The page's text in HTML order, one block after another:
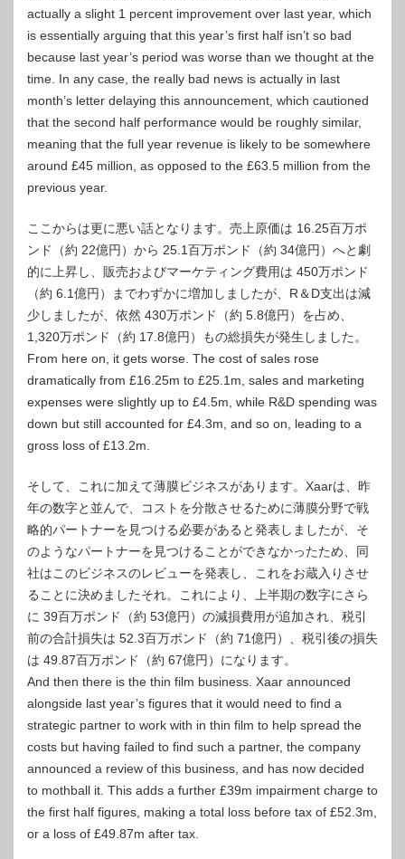
actually a slight 1 percent improvement over last year, which
is essentially arguing that this year’s first half isn’t so bad
because last year’s period was worse than we thought at the
time. In any case, the really bad news is actually in last
month’s letter delaying this announcement, which cautioned
that the second half performance would be roughly similar,
meaning that the full year revenue is likely to be somewhere
around £45 million, as opposed to the £63.5 million from the
previous year.
ここからは更に悪い話となります。売上原価は 16.25百万ポ
ンド（約 22億円）から 25.1百万ポンド（約 34億円）へと劇
的に上昇し、販売およびマーケティング費用は 450万ポンド
（約 6.1億円）までわずかに増加しましたが、R＆D支出は減
少しましたが、依然 430万ポンド（約 5.8億円）を占め、
1,320万ポンド（約 17.8億円）もの総損失が発生しました。
From here on, it gets worse. The cost of sales rose
dramatically from £16.25m to £25.1m, sales and marketing
expenses were slightly up to £4.5m, while R&D spending was
down but still accounted for £4.3m, and so on, leading to a
gross loss of £13.2m.
そして、これに加えて薄膜ビジネスがあります。Xaarは、昨
年の数字と並んで、コストを分散させるために薄膜分野で戦
略的パートナーを見つける必要があると発表しましたが、そ
のようなパートナーを見つけることができなかったため、同
社はこのビジネスのレビューを発表し、これをお蔵入りさせ
ることに決めましたそれ。これにより、上半期の数字にさら
に 39百万ポンド（約 53億円）の減損費用が追加され、税引
前の合計損失は 52.3百万ポンド（約 71億円）、税引後の損失
は 49.87百万ポンド（約 67億円）になります。
And then there is the thin film business. Xaar announced
alongside last year’s figures that it would need to find a
strategic partner to work with in thin film to help spread the
costs but having failed to find such a partner, the company
announced a review of this business, and has now decided
to mothball it. This adds a further £39m impairment charge to
the first half figures, making a total loss before tax of £52.3m,
or a loss of £49.87m after tax.